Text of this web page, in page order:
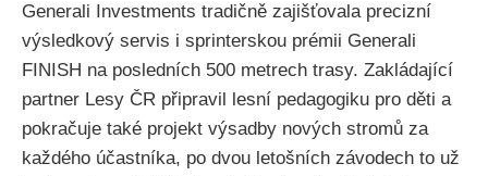
Generali Investments tradičně zajišťovala precizní
výsledkový servis i sprinterskou prémii Generali
FINISH na posledních 500 metrech trasy. Zakládající
partner Lesy ČR připravil lesní pedagogiku pro děti a
pokračuje také projekt výsadby nových stromů za
každého účastníka, po dvou letošních závodech to už